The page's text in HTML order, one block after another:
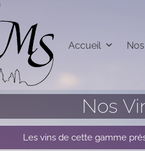
Accueil keyboard_arrow_down
Nos
Les vins de cette gamme